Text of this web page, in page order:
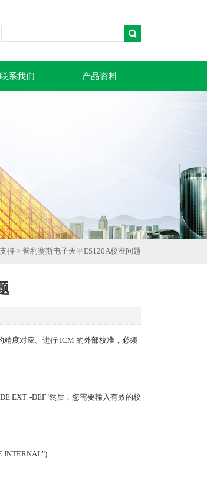
联系我们 产品资料
持 > 普利赛斯电子天平ES120A校准问题
精度对应。进行 ICM 的外部校准，必须
EXT. -DEF"然后，您需要输入有效的校
INTERNAL")